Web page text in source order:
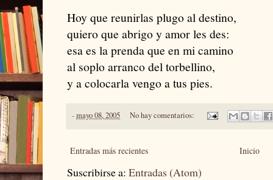
Hoy que reunirlas plugo al destino,
quiero que abrigo y amor les des:
esa es la prenda que en mi camino
al soplo arranco del torbellino,
y a colocarla vengo a tus pies.
-mayo 08, 2005 No hay comentarios:
Entradas más recientes Inicio
Suscribirse a: Entradas (Atom)